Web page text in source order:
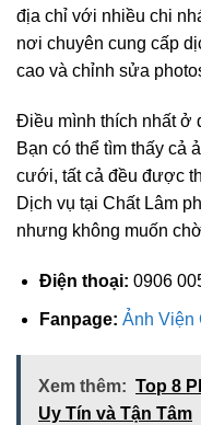
địa chỉ với nhiều chi
nơi chuyên cung cấp
cao và chỉnh sửa
Điều mình thích nhất ở
Bạn có thể tìm thấy cả
cưới, tất cả đều được
Dịch vụ tại Chất Lâm
nhưng không muốn
Điện thoại: 0906
Fanpage: Ảnh Viện
Xem thêm: Top 8
Uy Tín và Tận Tâm